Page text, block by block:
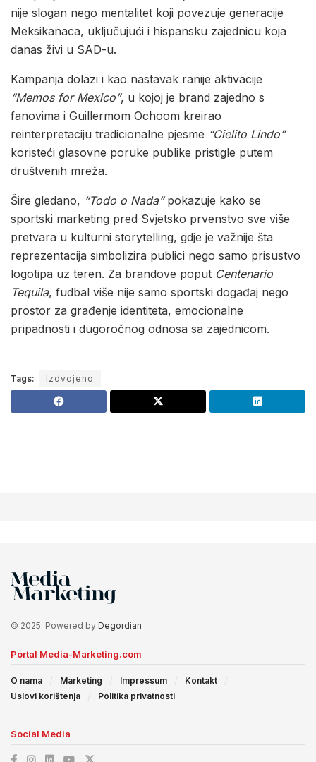
nije slogan nego mentalitet koji povezuje generacije
Meksikanaca, uključujući i hispansku zajednicu koja
danas živi u SAD-u.
Kampanja dolazi i kao nastavak ranije aktivacije
“Memos for Mexico”, u kojoj je brand zajedno s
fanovima i Guillermom Ochoom kreirao
reinterpretaciju tradicionalne pjesme “Cielito Lindo”
koristeći glasovne poruke publike pristigle putem
društvenih mreža.
Šire gledano, “Todo o Nada” pokazuje kako se
sportski marketing pred Svjetsko prvenstvo sve više
pretvara u kulturni storytelling, gdje je važnije šta
reprezentacija simbolizira publici nego samo prisustvo
logotipa uz teren. Za brandove poput Centenario
Tequila, fudbal više nije samo sportski događaj nego
prostor za građenje identiteta, emocionalne
pripadnosti i dugoročnog odnosa sa zajednicom.
Tags: Izdvojeno
© 2025. Powered by Degordian
Portal Media-Marketing.com
O nama Marketing Impressum
Kontakt
Uslovi korištenja
Politika privatnosti
Social Media